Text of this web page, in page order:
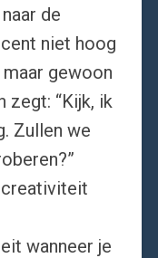
de
niet hoog
gewoon
zegt: “Kijk, ik
Zullen we
wanneer je